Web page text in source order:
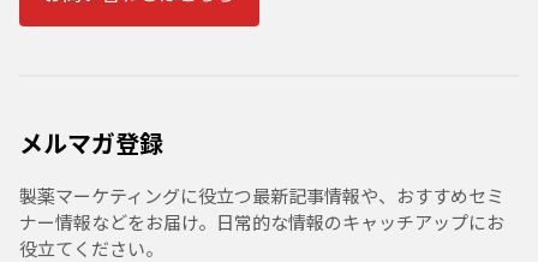
メルマガ登録
製薬マーケティングに役立つ最新記事情報や、おすすめセミ
ナー情報などをお届け。日常的な情報のキャッチアップにお
役立てください。